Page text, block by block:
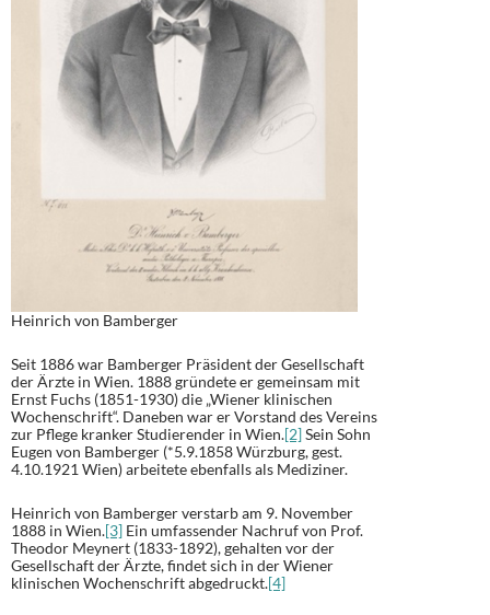
Heinrich von Bamberger
Seit 1886 war Bamberger Präsident der Gesellschaft
der Ärzte in Wien. 1888 gründete er gemeinsam mit
Ernst Fuchs (1851-1930) die „Wiener klinischen
Wochenschrift“. Daneben war er Vorstand des Vereins
zur Pflege kranker Studierender in Wien.[2]Sein Sohn
Eugen von Bamberger (*5.9.1858 Würzburg, gest.
4.10.1921 Wien) arbeitete ebenfalls als Mediziner.
Heinrich von Bamberger verstarb am 9. November
1888 in Wien.[3] Ein umfassender Nachruf von Prof.
Theodor Meynert (1833-1892), gehalten vor der
Gesellschaft der Ärzte, findet sich in der Wiener
klinischen Wochenschrift abgedruckt.[4]